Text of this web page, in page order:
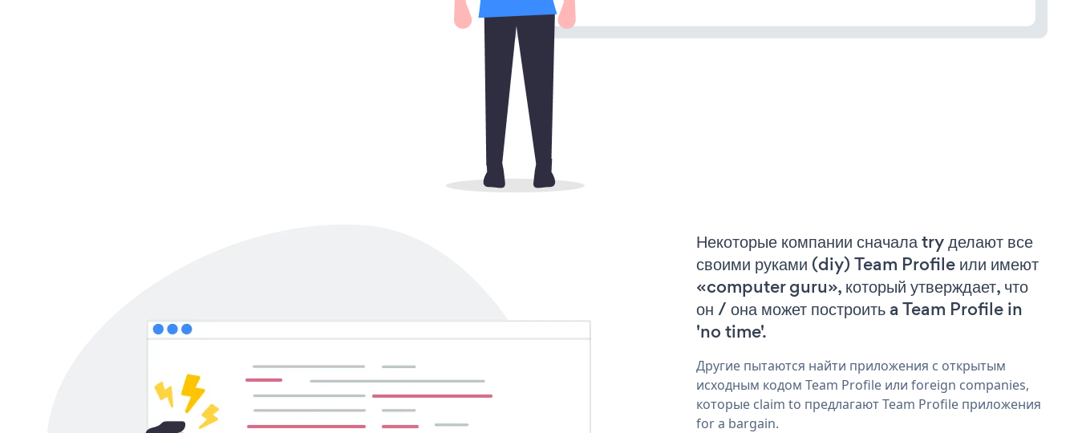
Некоторые компании сначала try делают все
своими руками (diy) Team Profile или имеют
«computer guru», который утверждает, что
он / она может построить a Team Profile in
'no time'.
Другие пытаются найти приложения с открытым
исходным кодом Team Profile или foreign companies,
которые claim to предлагают Team Profile приложения
for a bargain.